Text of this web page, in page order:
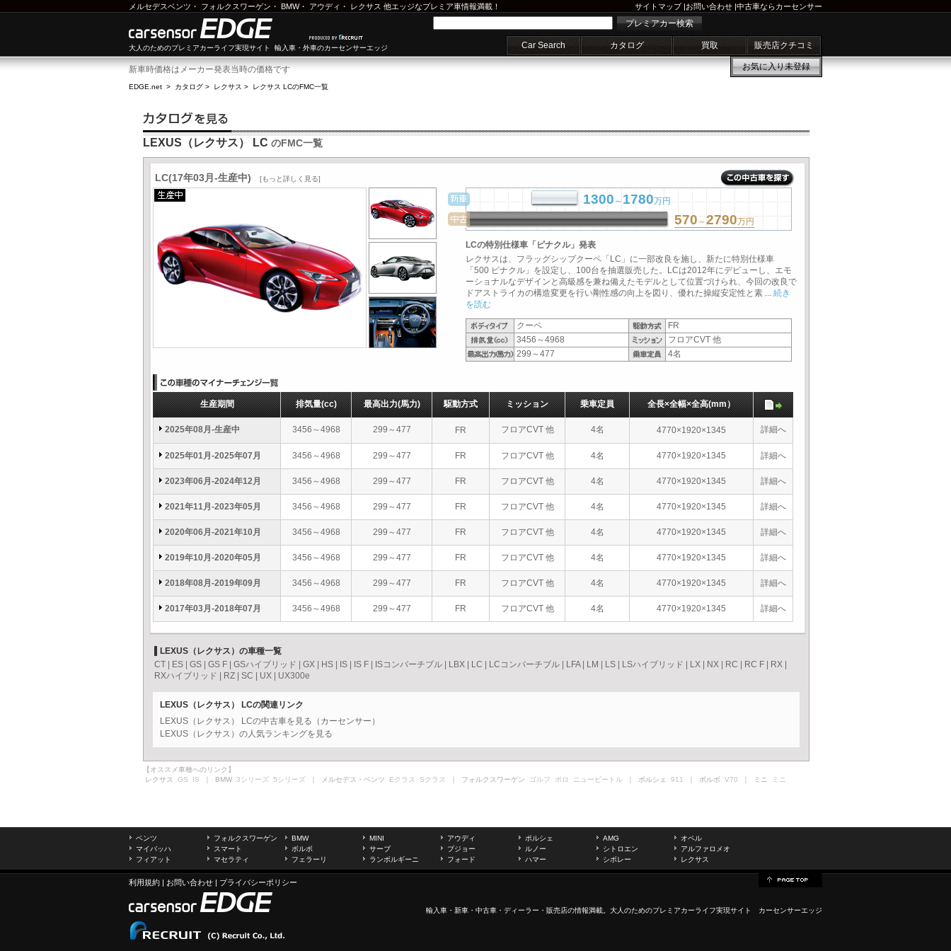
メルセデスベンツ ・ フォルクスワーゲン ・ BMW・ アウディ ・ レクサス 他エッジなプレミア車情報満載！ サイトマップ|お問い合わせ |中古車ならカーセンサー
大人のためのプレミアカーライフ実現サイト 輸入車・外車のカーセンサーエッジ
プレミアカー検索
Car Search カタログ 買取 販売店クチコミ
お気に入り未登録
新車時価格はメーカー発表当時の価格です
EDGE.net > カタログ > レクサス > レクサス LCのFMC一覧
LEXUS（レクサス） LC のFMC一覧
LC(17年03月-生産中) [もっと詳しく見る]
1300～1780万円
570 ～2790万円
LCの特別仕様車「ピナクル」発表
レクサスは、フラッグシップクーペ「LC」に一部改良を施し、新たに特別仕様車
「500 ピナクル」を設定し、100台を抽選販売した。LCは2012年にデビューし、エモ
ーショナルなデザインと高級感を兼ね備えたモデルとして位置づけられ、今回の改良で
ドアストライカの構造変更を行い剛性感の向上を図り、優れた操縦安定性と素 ... 続き
を読む
クーペ
FR
3456～4968
フロアCVT 他
299～477
4名
生産期間 排気量(cc) 最高出力(馬力) 駆動方式 ミッション 乗車定員 全長×全幅×全高(mm）
2025年08月-生産中 3456～4968 299～477 FR フロアCVT 他 4名 4770×1920×1345 詳細へ
2025年01月-2025年07月 3456～4968 299～477 FR フロアCVT 他 4名 4770×1920×1345 詳細へ
2023年06月-2024年12月 3456～4968 299～477 FR フロアCVT 他 4名 4770×1920×1345 詳細へ
2021年11月-2023年05月 3456～4968 299～477 FR フロアCVT 他 4名 4770×1920×1345 詳細へ
2020年06月-2021年10月 3456～4968 299～477 FR フロアCVT 他 4名 4770×1920×1345 詳細へ
2019年10月-2020年05月 3456～4968 299～477 FR フロアCVT 他 4名 4770×1920×1345 詳細へ
2018年08月-2019年09月 3456～4968 299～477 FR フロアCVT 他 4名 4770×1920×1345 詳細へ
2017年03月-2018年07月 3456～4968 299～477 FR フロアCVT 他 4名 4770×1920×1345 詳細へ
LEXUS（レクサス）の車種一覧
CT
ES GS GS F GSハイブリッド GX HS IS IS F ISコンバーチブル LBX LC LCコンバーチブル LFA| LM LS LSハイブリッド LX NX RC RC F RX
RXハイブリッド
RZ SC UX UX300e
LEXUS（レクサス） LCの関連リンク
LEXUS（レクサス） LCの中古車を見る（カーセンサー）
LEXUS（レクサス）の人気ランキングを見る
【オススメ車種へのリンク】
レクサス GS IS ｜ BMW 3シリーズ 5シリーズ ｜ メルセデス・ベンツ Eクラス Sクラス ｜ フォルクスワーゲン ゴルフ ポロ ニュービートル ｜ ポルシェ 911 ｜ ボルボ V70 ｜ ミニ ミニ
ベンツ フォルクスワーゲン BMW MINI アウディ ポルシェ AMG
オペル
マイバッハ
スマート ボルボ サーブ プジョー ルノー シトロエン
アルファロメオ
フィアット
マセラティ フェラーリ ランボルギーニ フォード ハマー シボレー レクサス
利用規約 | お問い合わせ | プライバシーポリシー
輸入車 ・新車・ 中古車 ・ディーラー・販売店の情報満載。大人のためのプレミアカーライフ実現サイト カーセンサーエッジ